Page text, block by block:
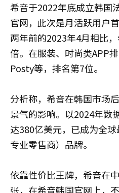
希音于2022年底成立韩国
官网，此次是月活跃用户
两年前的2023年4月相比
倍。在服装、时尚类APP
Posty等，排名第7位。
分析称，希音在韩国市场
景气的影响。以2024年数
达380亿美元，已成为全
专业零售商）品牌。
依靠性价比王牌，希音在
张，在希音韩国官网上，